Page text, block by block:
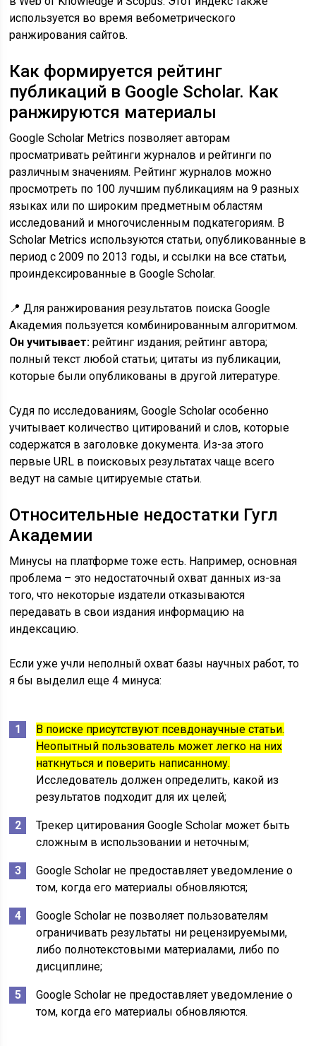
используется во время вебометрического
ранжирования сайтов.
Как формируется рейтинг
публикаций в Google Scholar. Как
ранжируются материалы
Google Scholar Metrics позволяет авторам
просматривать рейтинги журналов и рейтинги по
различным значениям. Рейтинг журналов можно
просмотреть по 100 лучшим публикациям на 9 разных
языках или по широким предметным областям
исследований и многочисленным подкатегориям. В
Scholar Metrics используются статьи, опубликованные в
период с 2009 по 2013 годы, и ссылки на все статьи,
проиндексированные в Google Scholar.
📍 Для ранжирования результатов поиска Google
Академия пользуется комбинированным алгоритмом.
Он учитывает: рейтинг издания; рейтинг автора;
полный текст любой статьи; цитаты из публикации,
которые были опубликованы в другой литературе.
Судя по исследованиям, Google Scholar особенно
учитывает количество цитирований и слов, которые
содержатся в заголовке документа. Из-за этого
первые URL в поисковых результатах чаще всего
ведут на самые цитируемые статьи.
Относительные недостатки Гугл
Академии
Минусы на платформе тоже есть. Например, основная
проблема – это недостаточный охват данных из-за
того, что некоторые издатели отказываются
передавать в свои издания информацию на
индексацию.
Если уже учли неполный охват базы научных работ, то
я бы выделил еще 4 минуса:
В поиске присутствуют псевдонаучные статьи.
Неопытный пользователь может легко на них
наткнуться и поверить написанному.
Исследователь должен определить, какой из
результатов подходит для их целей;
Трекер цитирования Google Scholar может быть
сложным в использовании и неточным;
Google Scholar не предоставляет уведомление о
том, когда его материалы обновляются;
Google Scholar не позволяет пользователям
ограничивать результаты ни рецензируемыми,
либо полнотекстовыми материалами, либо по
дисциплине;
Google Scholar не предоставляет уведомление о
том, когда его материалы обновляются.